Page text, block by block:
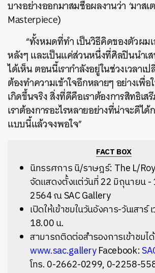
บางอย่างออกมาสมชื่อผลงานว่า ‘มาสเ
Masterpiece)
“ทั้งหมดที่ทำ เป็นวิธีคิดของตัวผม
หลังๆ และเป็นแค่ส่วนหนึ่งที่ศิลปินนำเ
ได้เห็น ตอนนี้เรากำลังอยู่ในช่วงเวลาเ
ต้องทำความเข้าใจอีกหลายๆ อย่างเพื่อ
เกิดขึ้นจริง สิ่งที่ดีคือเราต้องการสิทธิเ
เราต้องการอะไรหลายอย่างที่น่าจะดีได้
แบบนี้แล้วจงพอใจ”
FACT BOX
นิทรรศการ นิ/ราษฎร์: The L/
จัดแสดงตั้งแต่วันที่ 22 มิถุนายน
2564 ณ SAC Gallery
เปิดให้เข้าชมในวันอังคาร-วันเสาร์
18.00 น.
สามารถติดต่อสำรองการเข้าชมได้
www.sac.galleryFacebook:
โทร. 0-2662-0299, 0-2258-